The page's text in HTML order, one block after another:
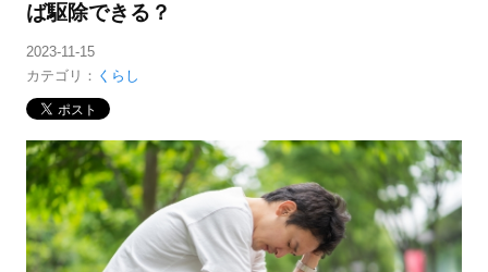
ば駆除できる？
2023-11-15
カテゴリ： くらし